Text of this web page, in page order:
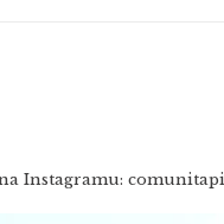
Instagramu: